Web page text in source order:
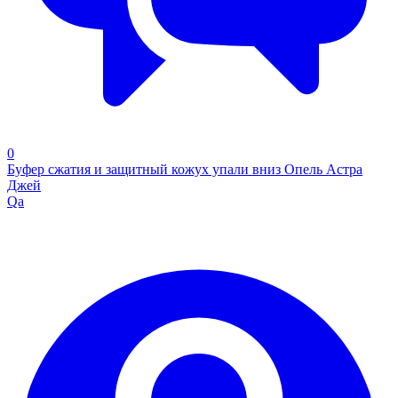
0
Буфер сжатия и защитный кожух упали вниз Опель Астра
Джей
Qa